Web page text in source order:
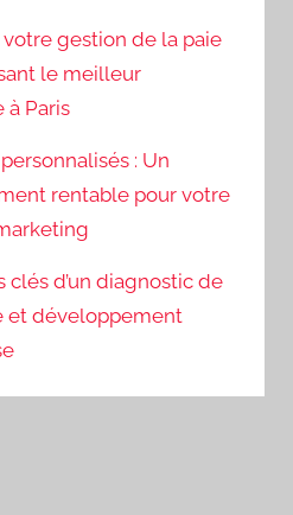
gestion de la paie
le meilleur
à Paris
: Un
rentable pour votre
clés d’un diagnostic de
et développement